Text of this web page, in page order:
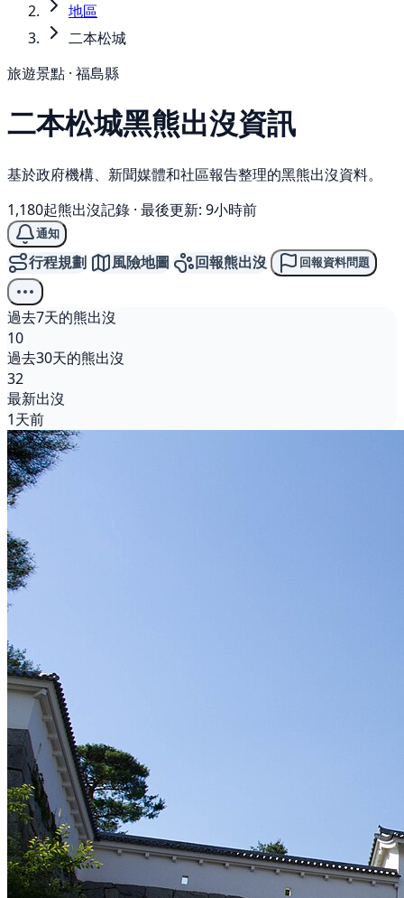
地區
二本松城
旅遊景點 · 福島縣
二本松城黑熊出沒資訊
基於政府機構、新聞媒體和社區報告整理的黑熊出沒資料。
1,180起熊出沒記錄 · 最後更新: 9小時前
通知
行程規劃 風險地圖 回報熊出沒 回報資料問題
過去7天的熊出沒
10
過去30天的熊出沒
32
最新出沒
1天前